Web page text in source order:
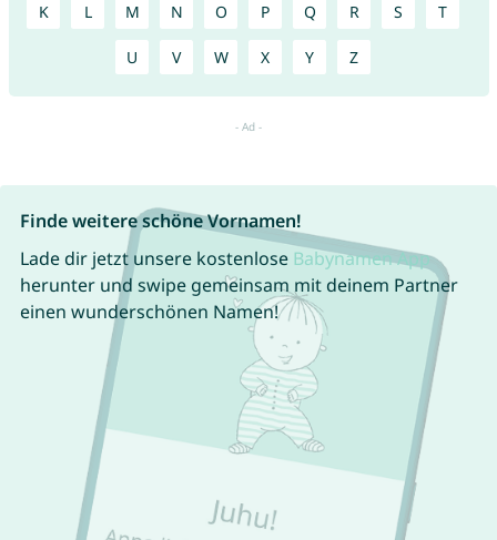
K L M N O P Q R S T
U V W X Y Z
Finde weitere schöne Vornamen!
Lade dir jetzt unsere kostenlose Babynamen App
herunter und swipe gemeinsam mit deinem Partner
einen wunderschönen Namen!